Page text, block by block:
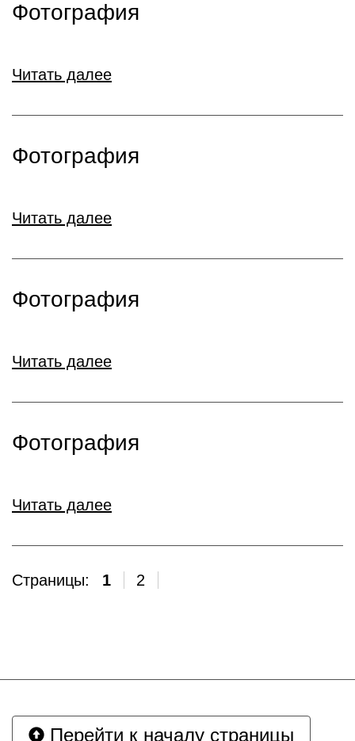
Фотография
Читать далее
Фотография
Читать далее
Фотография
Читать далее
Фотография
Читать далее
Страницы: 1 2
Перейти к началу страницы